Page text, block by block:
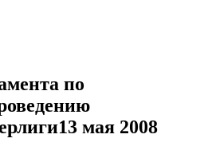
по
13 мая 2008